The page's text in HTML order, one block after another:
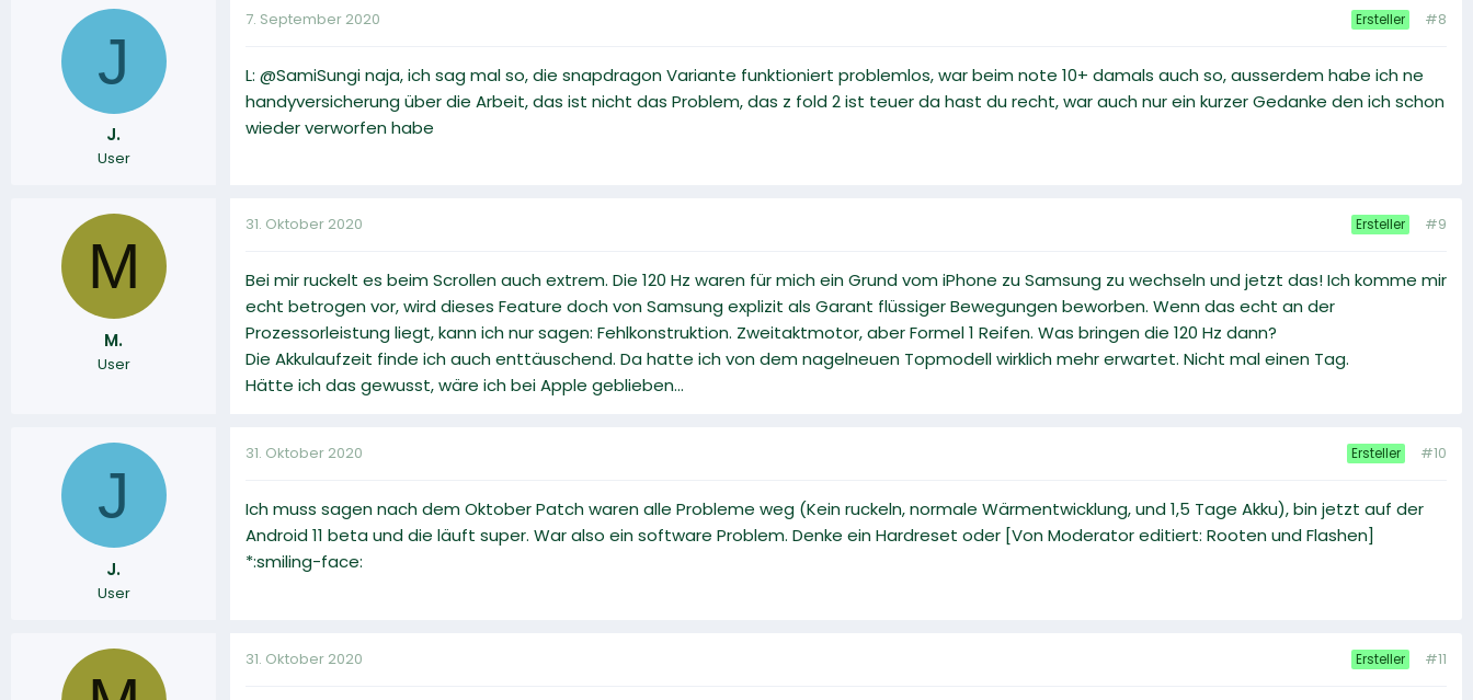
J
J.
User
7. September 2020 Ersteller #8
L: @SamiSungi naja, ich sag mal so, die snapdragon Variante funktioniert problemlos, war beim note 10+ damals auch so, ausserdem habe ich ne
handyversicherung über die Arbeit, das ist nicht das Problem, das z fold 2 ist teuer da hast du recht, war auch nur ein kurzer Gedanke den ich schon
wieder verworfen habe
M
M.
User
31. Oktober 2020 Ersteller #9
Bei mir ruckelt es beim Scrollen auch extrem. Die 120 Hz waren für mich ein Grund vom iPhone zu Samsung zu wechseln und jetzt das! Ich komme mir
echt betrogen vor, wird dieses Feature doch von Samsung explizit als Garant flüssiger Bewegungen beworben. Wenn das echt an der
Prozessorleistung liegt, kann ich nur sagen: Fehlkonstruktion. Zweitaktmotor, aber Formel 1 Reifen. Was bringen die 120 Hz dann?
Die Akkulaufzeit finde ich auch enttäuschend. Da hatte ich von dem nagelneuen Topmodell wirklich mehr erwartet. Nicht mal einen Tag.
Hätte ich das gewusst, wäre ich bei Apple geblieben...
J
J.
User
31. Oktober 2020 Ersteller #10
Ich muss sagen nach dem Oktober Patch waren alle Probleme weg (Kein ruckeln, normale Wärmentwicklung, und 1,5 Tage Akku), bin jetzt auf der
Android 11 beta und die läuft super. War also ein software Problem. Denke ein Hardreset oder [Von Moderator editiert: Rooten und Flashen]
*:smiling-face:
31. Oktober 2020 Ersteller #11